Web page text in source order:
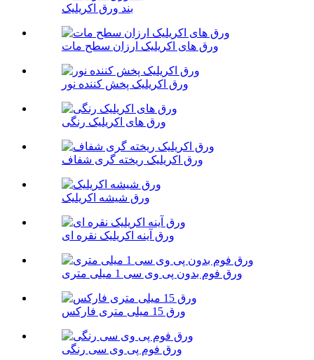
بند ورق اکریلیک
ورق های اکریلیک ارزان سطح مات
ورق اکریلیک پخش کننده نور
ورق های اکریلیک رنگی
ورق اکریلیک ریخته گری شفاف
ورق شیشه اکریلیک
ورق آینه اکریلیک نقره ای
ورق فوم بدون پی وی سی 1 میلی متری
ورق 15 میلی متری فارکس
ورق فوم پی وی سی رنگی